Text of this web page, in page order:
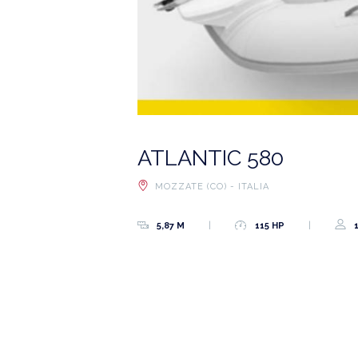
ATLANTIC 580
MOZZATE (CO) - ITALIA
5,87 M 115 HP